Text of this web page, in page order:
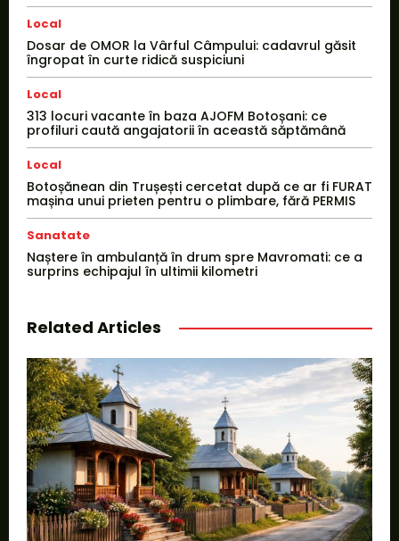
Local
Dosar de OMOR la Vârful Câmpului: cadavrul găsit
îngropat în curte ridică suspiciuni
Local
313 locuri vacante în baza AJOFM Botoșani: ce
profiluri caută angajatorii în această săptămână
Local
Botoșănean din Trușești cercetat după ce ar fi FURAT
mașina unui prieten pentru o plimbare, fără PERMIS
Sanatate
Naștere în ambulanță în drum spre Mavromati: ce a
surprins echipajul în ultimii kilometri
Related Articles